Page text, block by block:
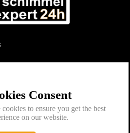
Consent
to ensure you get the best
on our website.